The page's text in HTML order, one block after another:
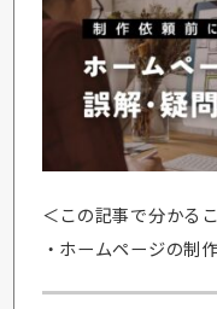
＜この記事で分かる
・ホームページの制